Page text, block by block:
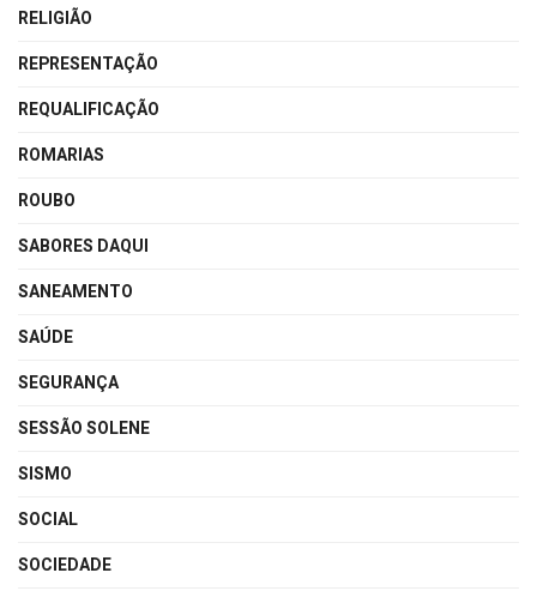
RELIGIÃO
REPRESENTAÇÃO
REQUALIFICAÇÃO
ROMARIAS
ROUBO
SABORES DAQUI
SANEAMENTO
SAÚDE
SEGURANÇA
SESSÃO SOLENE
SISMO
SOCIAL
SOCIEDADE